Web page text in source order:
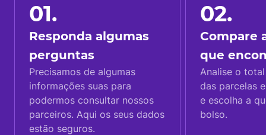
01.
Responda algumas
perguntas
Precisamos de algumas
informações suas para
podermos consultar nossos
parceiros. Aqui os seus dados
estão seguros.
02.
Compare
que
Analise o
das parcelas
e escolha a
bolso.